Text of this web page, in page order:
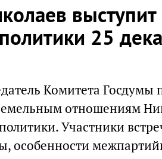
25
Комитета
отношениям
Участники
особенности